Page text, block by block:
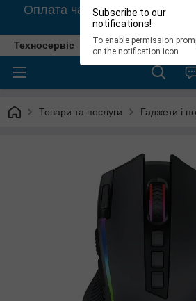
Subscribe to our
notifications!
To enable permission
on the notification icon
Оплата частинами для
3000грн
Техносервіс
Товари та послуги Гаджети і